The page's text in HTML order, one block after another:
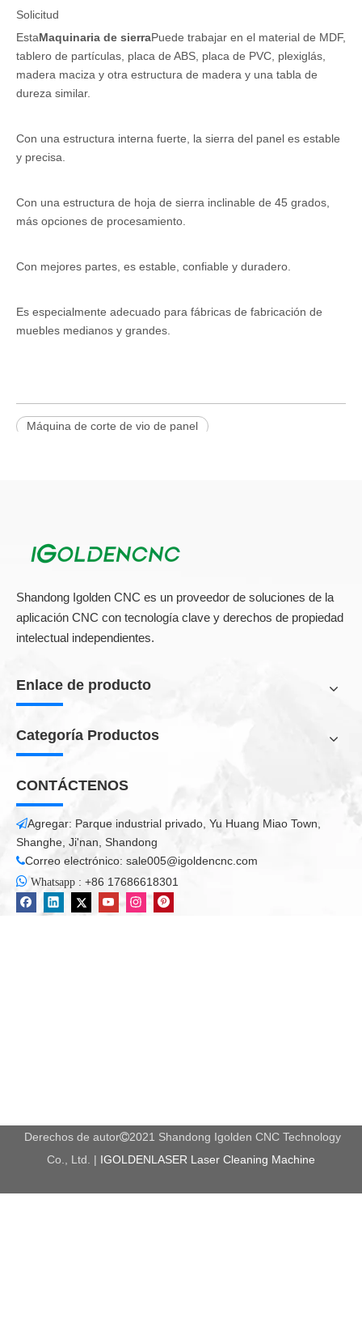
Solicitud
EstaMaquinaria de sierraPuede trabajar en el material de MDF,
tablero de partículas, placa de ABS, placa de PVC, plexiglás,
madera maciza y otra estructura de madera y una tabla de
dureza similar.
Con una estructura interna fuerte, la sierra del panel es estable
y precisa.
Con una estructura de hoja de sierra inclinable de 45 grados,
más opciones de procesamiento.
Con mejores partes, es estable, confiable y duradero.
Es especialmente adecuado para fábricas de fabricación de
muebles medianos y grandes.
Máquina de corte de vio de panel
Todos los productos
Shandong Igolden CNC es un proveedor de soluciones de la
aplicación CNC con tecnología clave y derechos de propiedad
intelectual independientes.
Enlace de producto
Categoría Productos
CONTÁCTENOS
Agregar: Parque industrial privado, Yu Huang Miao Town,
Shanghe, Ji'nan, Shandong
Correo electrónico: sale005@igoldencnc.com
 Whatsapp : +86 17686618301
Derechos de autor2021 Shandong Igolden CNC Technology
Co., Ltd. | IGOLDENLASER Laser Cleaning Machine